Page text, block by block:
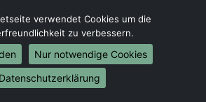
nach Berlin
nach Hamburg
nach München
nach Köln
verwendet Cookies um die
zu verbessern.
Nur notwendige Cookies
Datenschutzerklärung